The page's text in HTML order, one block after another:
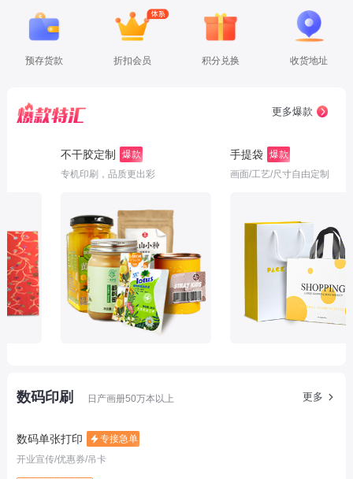
预存货款 折扣会员 积分兑换 收货地址
更多爆款
不干胶定制
爆款
专机印刷，品质更出彩
爆款
画面/工艺/尺寸自由定制
数码印刷 日产画册50万本以上 更多
数码单张打印
专接急单
开业宣传/优惠券/吊卡